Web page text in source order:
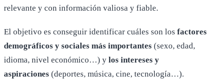
relevante y con información valiosa y fiable.
El objetivo es conseguir identificar cuáles son los factores
demográficos y sociales más importantes (sexo, edad,
idioma, nivel económico…) y los intereses y
aspiraciones (deportes, música, cine, tecnología…).